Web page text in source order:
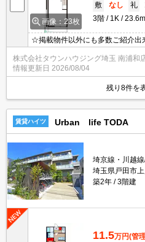
画像：23枚
敷
なし 礼
3階
1K
☆掲載物件以外にも多数ご紹介出
お探しさせて頂きます♪
株式会社タウンハウジング埼玉 南浦和
情報更新日 2026/08/04
残り8件を
賃貸ハイツ Urban life TODA
埼京線・川越
埼玉県戸田市
築2年
3階建
11.5万円(管